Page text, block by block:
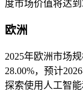
度市场价值将达到
欧洲
2025年欧洲市场
28.00%，预计
探索使用人工智